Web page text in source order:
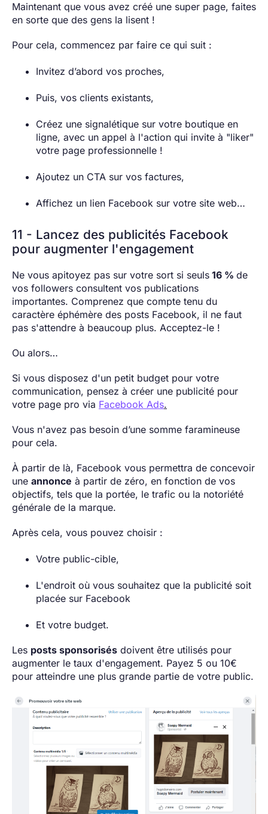
Maintenant que vous avez créé une super page, faites
en sorte que des gens la lisent !
Pour cela, commencez par faire ce qui suit :
Invitez d’abord vos proches,
Puis, vos clients existants,
Créez une signalétique sur votre boutique en
ligne, avec un appel à l'action qui invite à "liker"
votre page professionnelle !
Ajoutez un CTA sur vos factures,
Affichez un lien Facebook sur votre site web…
11 - Lancez des publicités Facebook
pour augmenter l'engagement
Ne vous apitoyez pas sur votre sort si seuls 16 % de
vos followers consultent vos publications
importantes. Comprenez que compte tenu du
caractère éphémère des posts Facebook, il ne faut
pas s'attendre à beaucoup plus. Acceptez-le !
Ou alors…
Si vous disposez d'un petit budget pour votre
communication, pensez à créer une publicité pour
votre page pro via Facebook Ads.
Vous n'avez pas besoin d’une somme faramineuse
pour cela.
À partir de là, Facebook vous permettra de concevoir
une annonce à partir de zéro, en fonction de vos
objectifs, tels que la portée, le trafic ou la notoriété
générale de la marque.
Après cela, vous pouvez choisir :
Votre public-cible,
L'endroit où vous souhaitez que la publicité soit
placée sur Facebook
Et votre budget.
Les posts sponsorisés doivent être utilisés pour
augmenter le taux d'engagement. Payez 5 ou 10€
pour atteindre une plus grande partie de votre public.